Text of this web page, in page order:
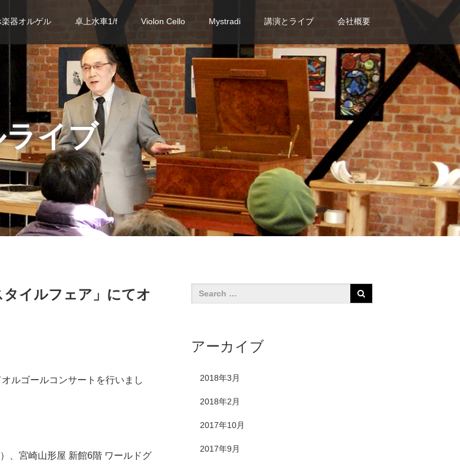
楽器オルゲル 卓上水車1/f Violon Cello Mystradi 講演とライブ 会社概要
イブ
イルフェア」にてオ
ルゴールコンサートを行いまし
、宮崎山形屋 新館6階 ワールドグ
アーカイブ
2018年3月
2018年2月
2017年10月
2017年9月